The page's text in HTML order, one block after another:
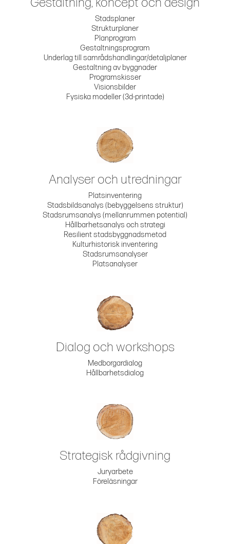
Stadsplaner
Strukturplaner
Planprogram
Gestaltningsprogram
Underlag till samrådshandlingar/detaljplaner
Gestaltning av byggnader
Programskisser
Visionsbilder
Fysiska modeller (3d-printade)
Analyser och utredningar
Platsinventering
Stadsbildsanalys (bebyggelsens struktur)
Stadsrumsanalys (mellanrummen potential)
Hållbarhetsanalys och strategi
Resilient stadsbyggnadsmetod
Kulturhistorisk inventering
Stadsrumsanalyser
Platsanalyser
Dialog och workshops
Medborgardialog
Hållbarhetsdialog
Strategisk rådgivning
Juryarbete
Föreläsningar